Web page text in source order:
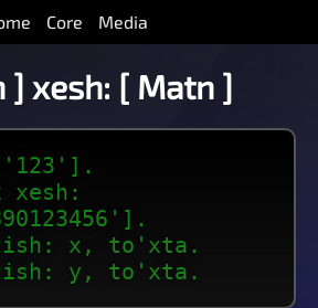
Core Media
] xesh: [ Matn ]
x, to'xta.
y, to'xta.